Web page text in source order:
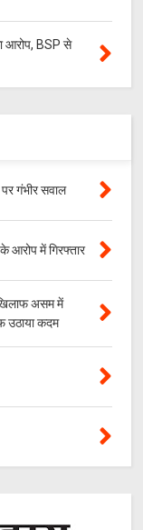
आरोप, BSP से
गंभीर सवाल
आरोप में गिरफ्तार
खिलाफ असम में
उठाया कदम